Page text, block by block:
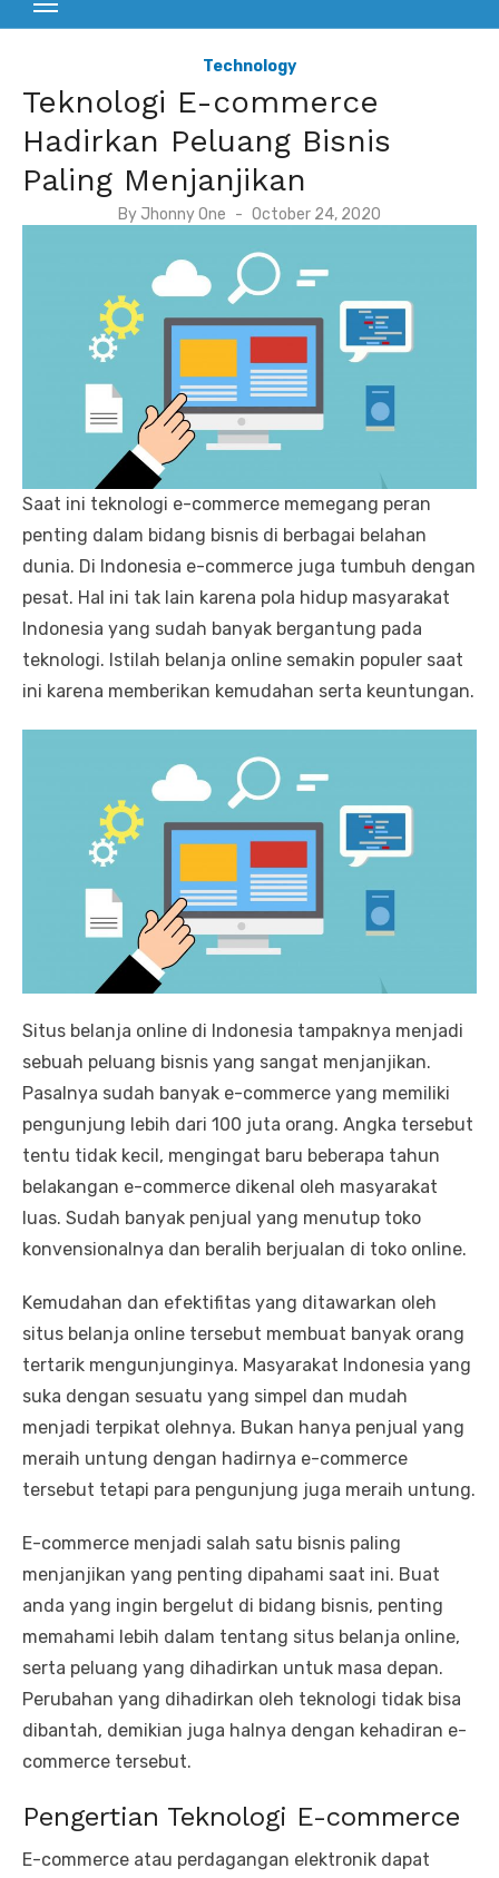
Technology
Teknologi E-commerce
Hadirkan Peluang Bisnis
Paling Menjanjikan
By Jhonny One
P
s
e
d
o
October 24, 2020
Saat ini teknologi e-commerce memegang peran
penting dalam bidang bisnis di berbagai belahan
dunia. Di Indonesia e-commerce juga tumbuh dengan
pesat. Hal ini tak lain karena pola hidup masyarakat
Indonesia yang sudah banyak bergantung pada
teknologi. Istilah belanja online semakin populer saat
ini karena memberikan kemudahan serta keuntungan.
Situs belanja online di Indonesia tampaknya menjadi
sebuah peluang bisnis yang sangat menjanjikan.
Pasalnya sudah banyak e-commerce yang memiliki
pengunjung lebih dari 100 juta orang. Angka tersebut
tentu tidak kecil, mengingat baru beberapa tahun
belakangan e-commerce dikenal oleh masyarakat
luas. Sudah banyak penjual yang menutup toko
konvensionalnya dan beralih berjualan di toko online.
Kemudahan dan efektifitas yang ditawarkan oleh
situs belanja online tersebut membuat banyak orang
tertarik mengunjunginya. Masyarakat Indonesia yang
suka dengan sesuatu yang simpel dan mudah
menjadi terpikat olehnya. Bukan hanya penjual yang
meraih untung dengan hadirnya e-commerce
tersebut tetapi para pengunjung juga meraih untung.
E-commerce menjadi salah satu bisnis paling
menjanjikan yang penting dipahami saat ini. Buat
anda yang ingin bergelut di bidang bisnis, penting
memahami lebih dalam tentang situs belanja online,
serta peluang yang dihadirkan untuk masa depan.
Perubahan yang dihadirkan oleh teknologi tidak bisa
dibantah, demikian juga halnya dengan kehadiran e-
commerce tersebut.
Pengertian Teknologi E-commerce
E-commerce atau perdagangan elektronik dapat